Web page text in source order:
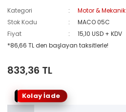
Kategori
Motor & Mekanik
Stok Kodu
MACO 05C
Fiyat
15,10 USD + KDV
*86,66 TL den başlayan taksitlerle!
833,36 TL
Kolay İade